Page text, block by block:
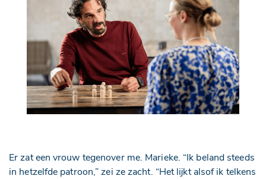
Er zat een vrouw tegenover me. Marieke. “Ik beland steeds
in hetzelfde patroon,” zei ze zacht. “Het lijkt alsof ik telkens